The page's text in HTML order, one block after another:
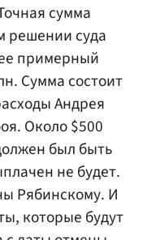
сумма
решении суда
примерный
Сумма состоит
Андрея
Около $500
был быть
не будет.
Рябинскому. И
которые будут